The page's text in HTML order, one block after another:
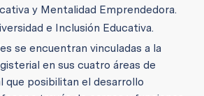
y Mentalidad Emprendedora.
e Inclusión Educativa.
se encuentran vinculadas a la
en sus cuatro áreas de
que posibilitan el desarrollo